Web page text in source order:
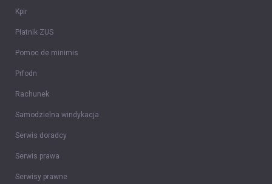
Kpir
Płatnik ZUS
Pomoc de minimis
Prfodn
Rachunek
Samodzielna windykacja
Serwis doradcy
Serwis prawa
Serwisy prawne